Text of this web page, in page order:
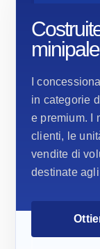
I
in categorie
e premium. I
clienti, le
vendite di
destinate